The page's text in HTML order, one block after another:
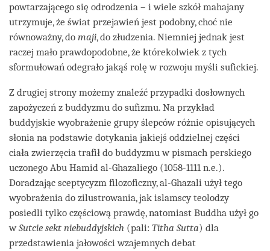
powtarzającego się odrodzenia – i wiele szkół mahajany
utrzymuje, że świat przejawień jest podobny, choć nie
równoważny, do maji, do złudzenia. Niemniej jednak jest
raczej mało prawdopodobne, że którekolwiek z tych
sformułowań odegrało jakąś rolę w rozwoju myśli sufickiej.
Z drugiej strony możemy znaleźć przypadki dosłownych
zapożyczeń z buddyzmu do sufizmu. Na przykład
buddyjskie wyobrażenie grupy ślepców różnie opisujących
słonia na podstawie dotykania jakiejś oddzielnej części
ciała zwierzęcia trafił do buddyzmu w pismach perskiego
uczonego Abu Hamid al-Ghazaliego (1058-1111 n.e.).
Doradzając sceptycyzm filozoficzny, al-Ghazali użył tego
wyobrażenia do zilustrowania, jak islamscy teolodzy
posiedli tylko częściową prawdę, natomiast Buddha użył go
wSutcie sekt niebuddyjskich (pali: Titha Sutta) dla
przedstawienia jałowości wzajemnych debat